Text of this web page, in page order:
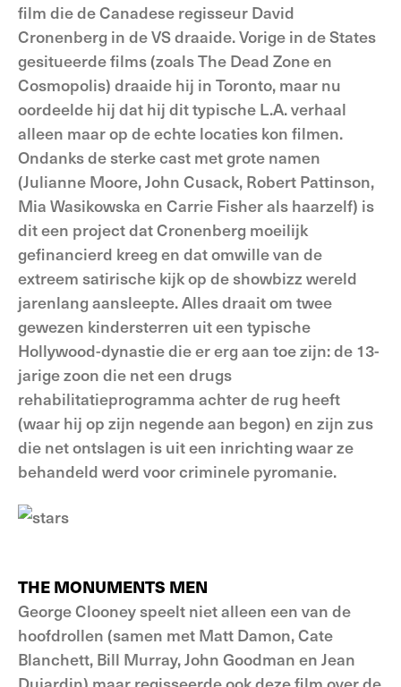
film die de Canadese regisseur David
Cronenberg in de VS draaide. Vorige in de States
gesitueerde films (zoals The Dead Zone en
Cosmopolis) draaide hij in Toronto, maar nu
oordeelde hij dat hij dit typische L.A. verhaal
alleen maar op de echte locaties kon filmen.
Ondanks de sterke cast met grote namen
(Julianne Moore, John Cusack, Robert Pattinson,
Mia Wasikowska en Carrie Fisher als haarzelf) is
dit een project dat Cronenberg moeilijk
gefinancierd kreeg en dat omwille van de
extreem satirische kijk op de showbizz wereld
jarenlang aansleepte. Alles draait om twee
gewezen kindersterren uit een typische
Hollywood-dynastie die er erg aan toe zijn: de 13-
jarige zoon die net een drugs
rehabilitatieprogramma achter de rug heeft
(waar hij op zijn negende aan begon) en zijn zus
die net ontslagen is uit een inrichting waar ze
behandeld werd voor criminele pyromanie.
THE MONUMENTS MEN
George Clooney speelt niet alleen een van de
hoofdrollen (samen met Matt Damon, Cate
Blanchett, Bill Murray, John Goodman en Jean